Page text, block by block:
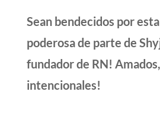
Sean bendecidos por
poderosa de parte de
fundador de RN!
intencionales!